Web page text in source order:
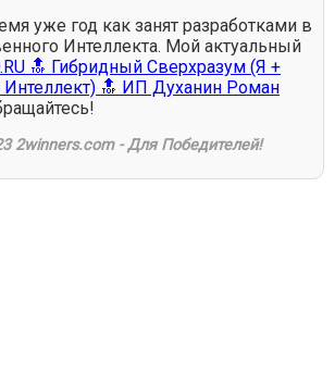
уже год как занят разработками в
Интеллекта. Мой актуальный
🔝 Гибридный Сверхразум (Я +
Интеллект) 🔝 ИП Духанин Роман
2winners.com - Для Победителей!